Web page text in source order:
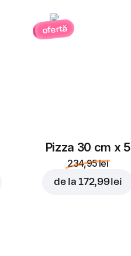
ofertă
Pizza 30 cm x 5
234,95 lei
de la172,99 lei